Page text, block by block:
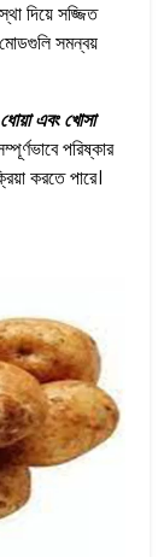
দিয়ে সজ্জিত
মোডগুলি সমন্বয়
এবং খোসা
পরিষ্কার
করতে পারে।